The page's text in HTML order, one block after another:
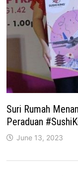
Suri Rumah
Peraduan
June 13, 2023